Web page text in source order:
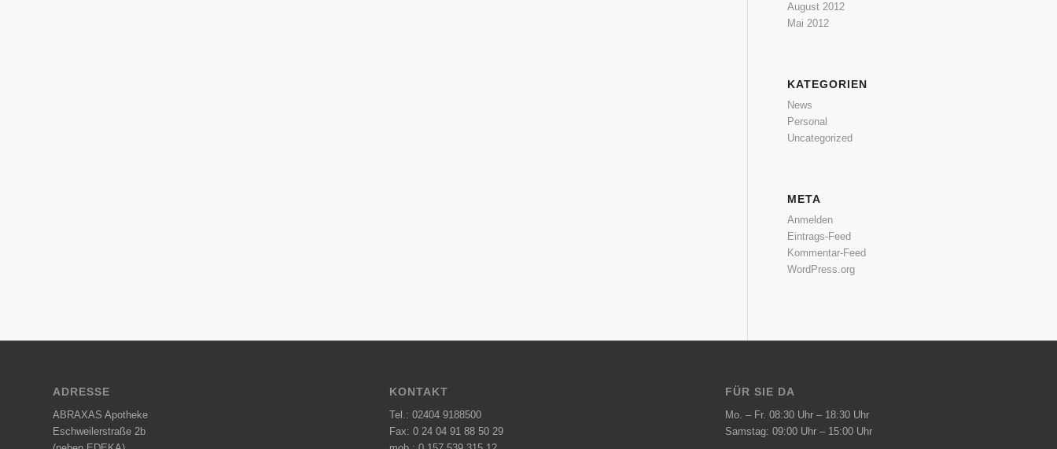
August 2012
Mai 2012
KATEGORIEN
News
Personal
Uncategorized
META
Anmelden
Eintrags-Feed
Kommentar-Feed
WordPress.org
ADRESSE
ABRAXAS Apotheke
Eschweilerstraße 2b
KONTAKT
Tel.: 02404 9188500
Fax: 0 24 04 91 88 50 29
FÜR SIE DA
Mo. – Fr. 08:30 Uhr – 18:30 Uhr
Samstag: 09:00 Uhr – 15:00 Uhr